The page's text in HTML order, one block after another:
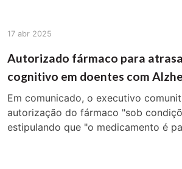
17 abr 2025
Autorizado fármaco para
cognitivo em doentes com
Em comunicado, o executivo
autorização do fármaco "sob
estipulando que "o medicamento é